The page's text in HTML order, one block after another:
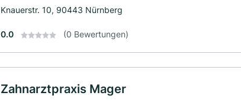
Knauerstr. 10, 90443 Nürnberg
0.0 (0 Bewertungen)
Zahnarztpraxis Mager